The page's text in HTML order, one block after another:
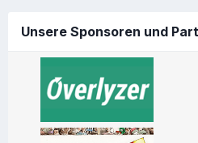
Unsere Sponsoren und